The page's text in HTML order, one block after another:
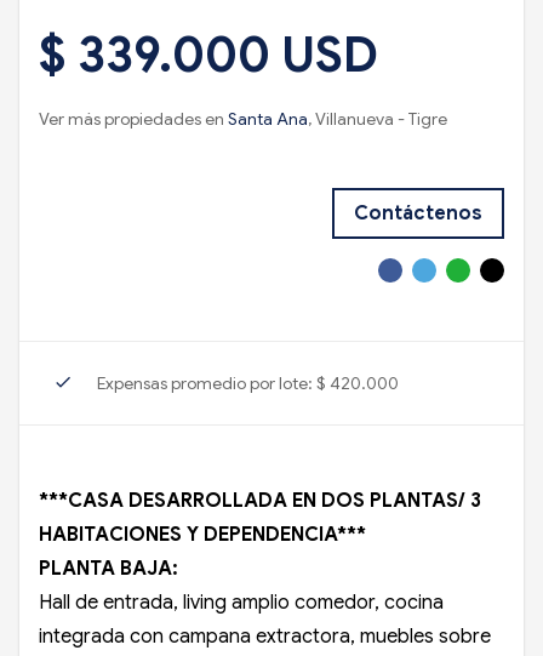
$ 339.000 USD
Ver más propiedades en Santa Ana, Villanueva - Tigre
Contáctenos
check Expensas promedio por lote: $ 420.000
***CASA DESARROLLADA EN DOS PLANTAS/ 3
HABITACIONES Y DEPENDENCIA***
PLANTA BAJA:
Hall de entrada, living amplio comedor, cocina
integrada con campana extractora, muebles sobre